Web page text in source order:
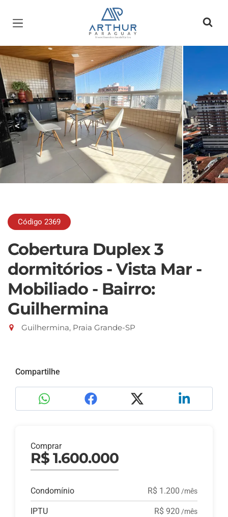
Página inicial
< >
Código 2369
Cobertura Duplex 3
dormitórios - Vista Mar -
Mobiliado - Bairro:
Guilhermina
Guilhermina, Praia Grande-SP
Compartilhe
Comprar
R$ 1.600.000
Condomínio R$ 1.200 /mês
IPTU R$ 920 /mês